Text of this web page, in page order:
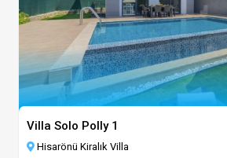
Villa Solo Polly 1
Hisarönü Kiralık Villa